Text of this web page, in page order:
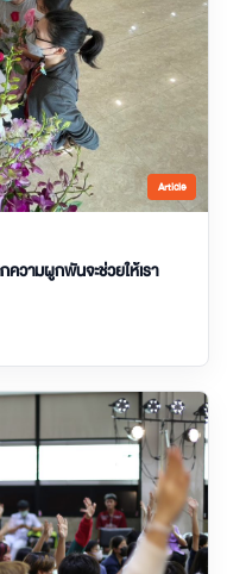
Article
วามผูกพันจะช่วยให้เรา